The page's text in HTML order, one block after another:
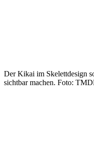
Der Kikai im Skelettdesign
sichtbar machen. Foto: